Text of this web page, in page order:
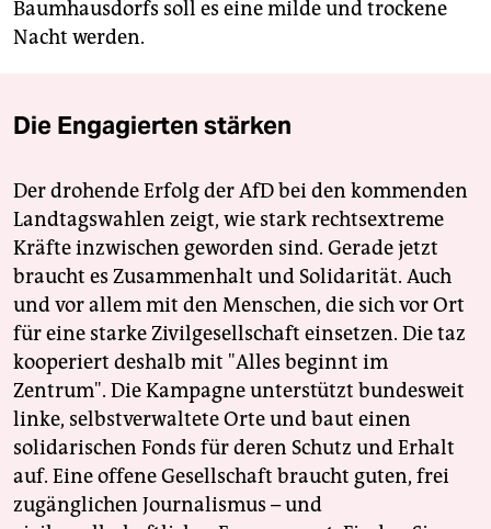
Baumhausdorfs soll es eine milde und trockene
Nacht werden.
Die Engagierten stärken
Der drohende Erfolg der AfD bei den kommenden
Landtagswahlen zeigt, wie stark rechtsextreme
Kräfte inzwischen geworden sind. Gerade jetzt
braucht es Zusammenhalt und Solidarität. Auch
und vor allem mit den Menschen, die sich vor Ort
für eine starke Zivilgesellschaft einsetzen. Die taz
kooperiert deshalb mit "Alles beginnt im
Zentrum". Die Kampagne unterstützt bundesweit
linke, selbstverwaltete Orte und baut einen
solidarischen Fonds für deren Schutz und Erhalt
auf. Eine offene Gesellschaft braucht guten, frei
zugänglichen Journalismus – und